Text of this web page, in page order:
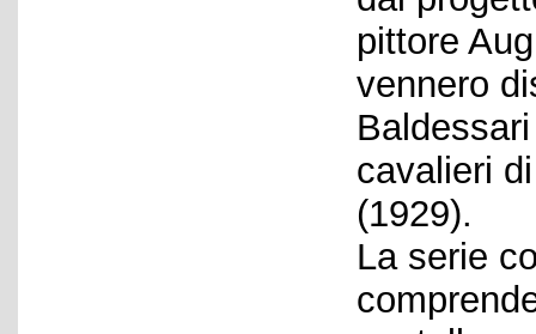
pittore
vennero
cavalieri
(1929).
La serie